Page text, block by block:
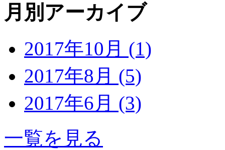
月別アーカイブ
2017年10月 (1)
2017年8月 (5)
2017年6月 (3)
一覧を見る